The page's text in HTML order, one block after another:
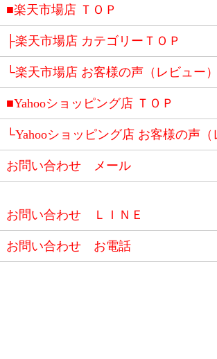
■楽天市場店 ＴＯＰ
├楽天市場店 カテゴリーＴＯＰ
└楽天市場店 お客様の声（レビュー）
■Yahooショッピング店 ＴＯＰ
└Yahooショッピング店 お客様の声（
お問い合わせ メール
お問い合わせ ＬＩＮＥ
お問い合わせ お電話